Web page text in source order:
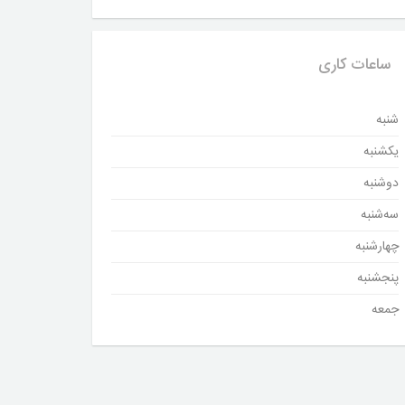
ساعات کاری
شنبه
یکشنبه
دوشنبه
سه‌شنبه
چهارشنبه
پنجشنبه
جمعه